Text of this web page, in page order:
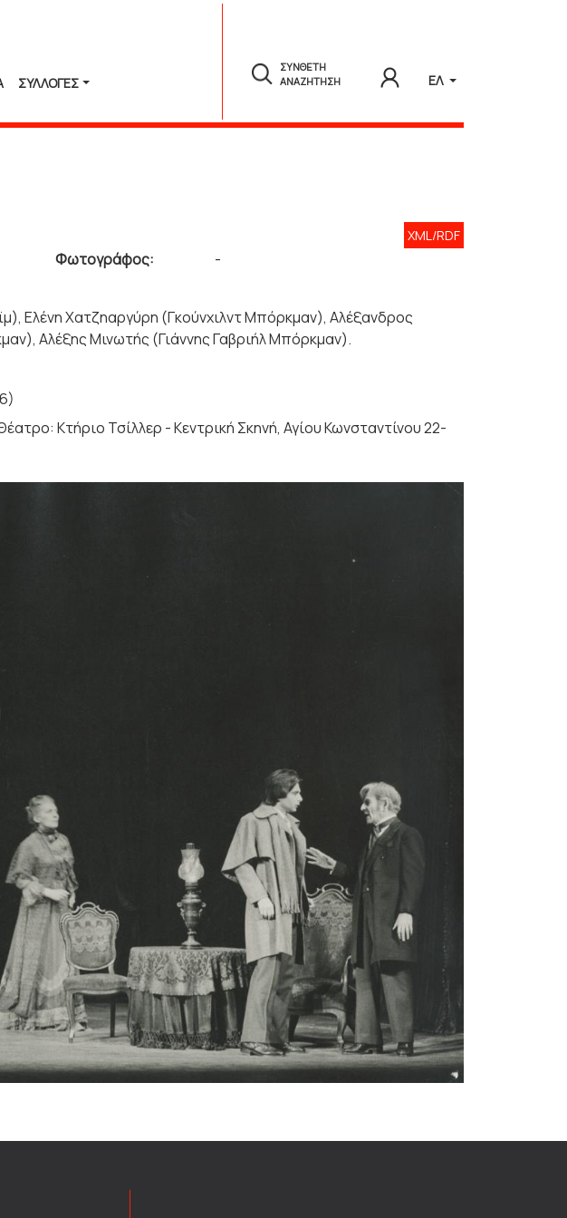
ΣΥΛΛΟΓΈΣ
ΣΥΝΘΕΤΗ
ΑΝΑΖΗΤΗΣΗ
ΕΛ
XML/RDF
Φωτογράφος: -
Ελένη Χατζηαργύρη (Γκούνχιλντ Μπόρκμαν), Αλέξανδρος
Αλέξης Μινωτής (Γιάννης Γαβριήλ Μπόρκμαν).
Κτήριο Τσίλλερ - Κεντρική Σκηνή, Αγίου Κωνσταντίνου 22-